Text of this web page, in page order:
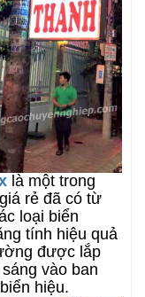
là một trong
rẻ đã có từ
loại biển
tính hiệu quả
được lắp
vào ban
hiệu.